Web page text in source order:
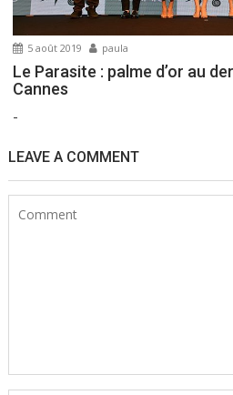
5 août 2019 paula
Le Parasite : palme d’or au
Cannes
-
LEAVE A COMMENT